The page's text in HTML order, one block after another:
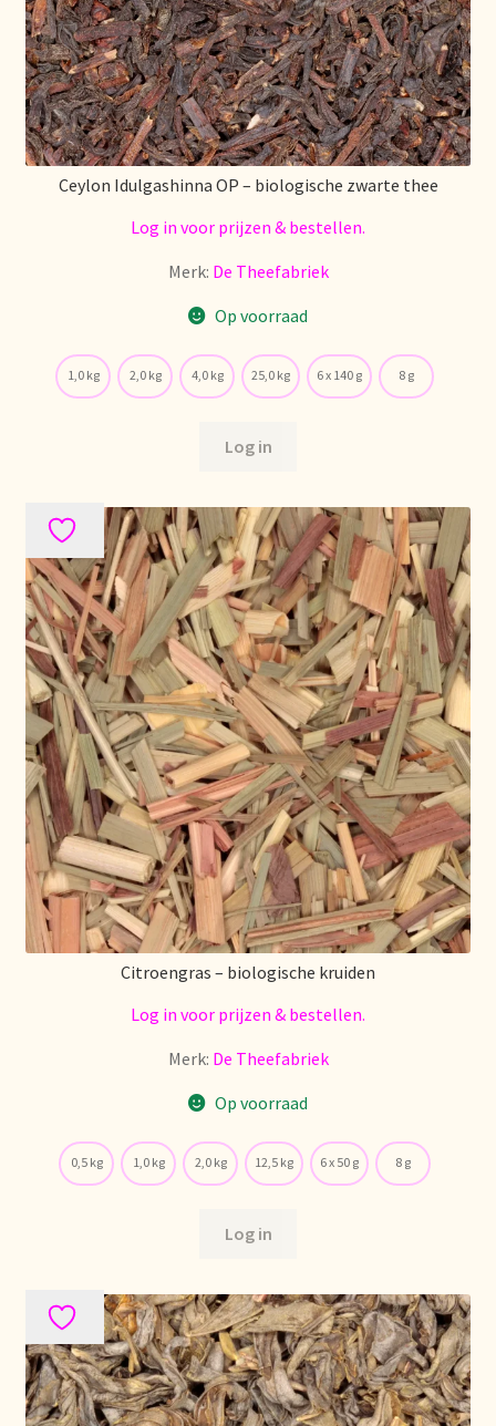
Over ons
Pagos y descuentos
Paiement et réductions
Payment and discounts
Personal Branding
Política de precios
Politique tarifaire
Preispolitik
Pricing policy
Prijsbeleid
Privacy statement
Privacyverklaring
Product range
Retouren en garantie
Returns and warranty
Rücksendungen und Garantie
Seguridad alimentaria
Shipping and delivery
Ceylon Idulgashinna OP – biologische zwarte thee
Log in voor prijzen & bestellen.
Merk: De Theefabriek
Op voorraad
1,0 kg 2,0 kg 4,0 kg 25,0 kg 6 x 140 g 8 g
Log in
Citroengras – biologische kruiden
Log in voor prijzen & bestellen.
Merk: De Theefabriek
Op voorraad
0,5 kg 1,0 kg 2,0 kg 12,5 kg 6 x 50 g 8 g
Log in